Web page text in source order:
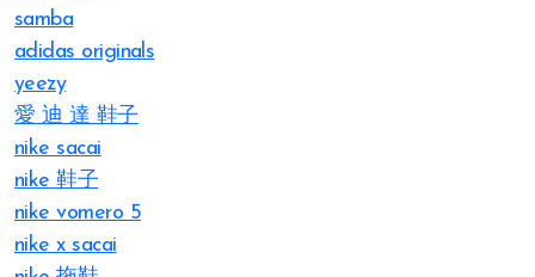
samba
adidas originals
yeezy
愛 迪 達 鞋子
nike sacai
nike 鞋子
nike vomero 5
nike x sacai